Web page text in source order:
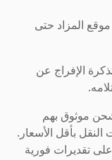
المزاد حتى
الإفراج عن
موثوق بهم
بأقل الأسعار.
تقديرات فورية